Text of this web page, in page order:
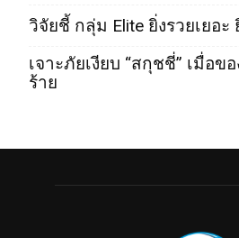
วิจัยชี้ กลุ่ม Elite ยิ่งรวยเยอะ
เจาะภัยเงียบ “สกุชชี่” เมื่อข
ร้าย